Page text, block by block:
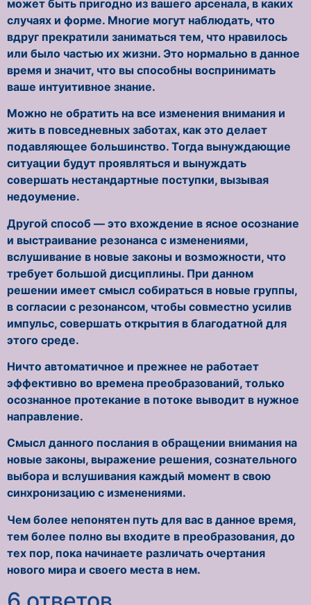
может быть пригодно из вашего арсенала, в каких
случаях и форме. Многие могут наблюдать, что
вдруг прекратили заниматься тем, что нравилось
или было частью их жизни. Это нормально в данное
время и значит, что вы способны воспринимать
ваше интуитивное знание.
Можно не обратить на все изменения внимания и
жить в повседневных заботах, как это делает
подавляющее большинство. Тогда вынуждающие
ситуации будут проявляться и вынуждать
совершать нестандартные поступки, вызывая
недоумение.
Другой способ — это вхождение в ясное осознание
и выстраивание резонанса с изменениями,
вслушивание в новые законы и возможности, что
требует большой дисциплины. При данном
решении имеет смысл собираться в новые группы,
в согласии с резонансом, чтобы совместно усилив
импульс, совершать открытия в благодатной для
этого среде.
Ничто автоматичное и прежнее не работает
эффективно во времена преобразований, только
осознанное протекание в потоке выводит в нужное
направление.
Смысл данного послания в обращении внимания на
новые законы, выражение решения, сознательного
выбора и вслушивания каждый момент в свою
синхронизацию с изменениями.
Чем более непонятен путь для вас в данное время,
тем более полно вы входите в преобразования, до
тех пор, пока начинаете различать очертания
нового мира и своего места в нем.